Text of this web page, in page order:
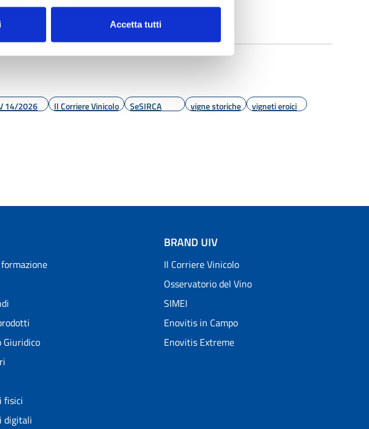
Accetta tutti
paesaggio, ricerca e innovazione.
14/2026 Il Corriere Vinicolo SeSIRCA vigne storiche vigneti eroici
Giuridico
fisici
digitali
BRAND UIV
Il Corriere Vinicolo
Osservatorio del Vino
SIMEI
Enovitis in Campo
Enovitis Extreme